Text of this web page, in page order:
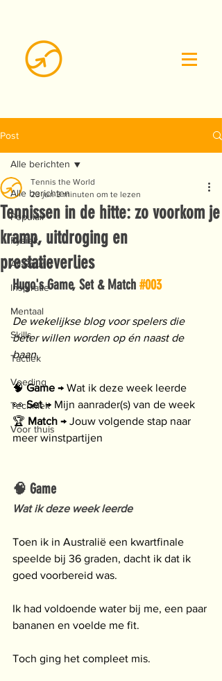
Post
Alle berichten
Populair
Fysiek
All-Round
Inspiratie
Mentaal
Skills
Tactiek
Voeding
Techniek
Voor thuis
Alle berichten
Tennissen in de hitte: zo voorkom je
kramp, uitdroging en
prestatieverlies
Tennis the World
23 jun 3 minuten om te lezen
Hugo's Game, Set & Match #003
De wekelijkse blog voor spelers die
beter willen worden op én naast de
baan.
🧠 Game → Wat ik deze week leerde
👀 Set → Mijn aanrader(s) van de week
🏆 Match → Jouw volgende stap naar
meer winstpartijen
🧠 Game
Wat ik deze week leerde
Toen ik in Australië een kwartfinale
speelde bij 36 graden, dacht ik dat ik
goed voorbereid was.
Ik had voldoende water bij me, een paar
bananen en voelde me fit.
Toch ging het compleet mis.